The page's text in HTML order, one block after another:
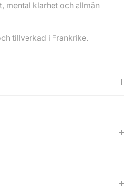
mental klarhet och allmän
tillverkad i Frankrike.